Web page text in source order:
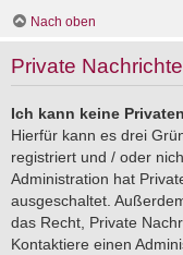
Nach oben
Private
Ich kann keine
Hierfür kann es drei
registriert und / oder
Administration hat
ausgeschaltet.
das Recht, Private
Kontaktiere einen